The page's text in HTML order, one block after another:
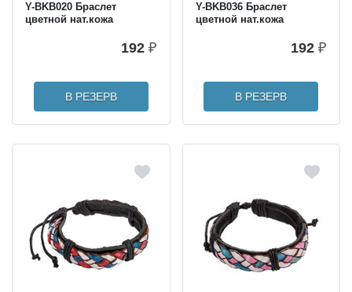
Y-BKB020 Браслет
цветной нат.кожа
192 ₽
В РЕЗЕРВ
Y-BKB036 Браслет
цветной нат.кожа
192 ₽
В РЕЗЕРВ